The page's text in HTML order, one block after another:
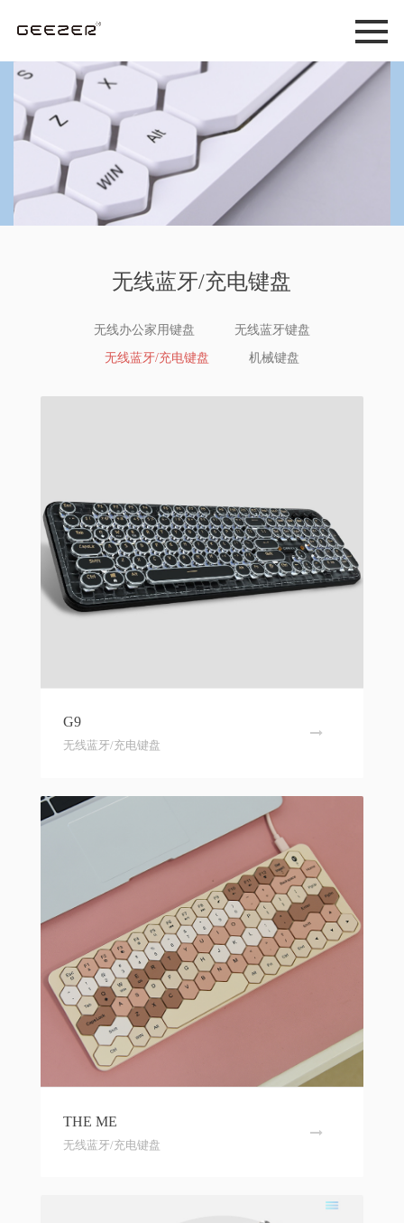
无线蓝牙/充电键盘
无线办公家用键盘 无线蓝牙键盘
无线蓝牙/充电键盘 机械键盘
G9
无线蓝牙/充电键盘
THE ME
无线蓝牙/充电键盘